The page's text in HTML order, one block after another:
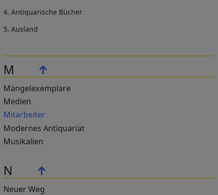
4. Antiquarische Bücher
5. Ausland
M ↑
Mängelexemplare
Medien
Mitarbeiter
Modernes Antiquariat
Musikalien
N ↑
Neuer Weg